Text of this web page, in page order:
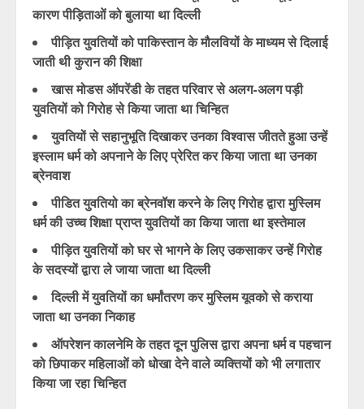
कारण पीड़िताओं को बुलाया था दिल्ली
पीड़ित युवतियों को पाकिस्तान के मौलवियों के माध्यम से दिलाई
जाती थी कुरान की शिक्षा
खास मोडस ऑपरेंडी के तहत परिवार से अलग-अलग पड़ी
युवतियों को गिरोह से किया जाता था चिन्हित
युवतियों से सहानुभूति दिखाकर उनका विश्वास जीतते हुआ उन्हें
इस्लाम धर्म को अपनाने के लिए प्रेरित कर किया जाता था उनका
ब्रेनवाश
पीडित युवतियो का ब्रेनवॉश करने के लिए गिरोह द्वारा मुस्लिम
धर्म की उच्च शिक्षा प्राप्त युवतियों का किया जाता था इस्तेमाल
पीड़ित युवतियों को घर से भागने के लिए उकसाकर उन्हें गिरोह
के सदस्यों द्वारा ले जाया जाता था दिल्ली
दिल्ली में युवतियों का धर्मांतरण कर मुस्लिम यूवको से कराया
जाता था उनका निकाह
ऑपरेशन कालनेमि के तहत दून पुलिस द्वारा अपना धर्म व पहचान
को छिपाकर महिलाओं को धोखा देने वाले व्यक्तियों को भी लगातार
किया जा रहा चिन्हित